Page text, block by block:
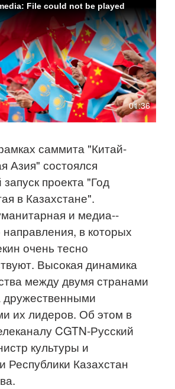
01:36
File could not be played
саммита "Китай-
Азия" состоялся
проекта "Год
в Казахстане".
и медиа--
в которых
очень тесно
Высокая динамика
между двумя странами
дружественными
их лидеров. Об этом в
CGTN-Русский
культуры и
Казахстан